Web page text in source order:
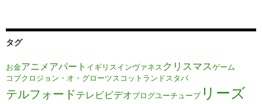
タグ
お金アニメ アパート イギリスインヴァネスクリスマスゲーム
コブクロジョン・オ・グローツスコットランドスタバ
テルフォードテレビビデオブログユーチューブ リーズ